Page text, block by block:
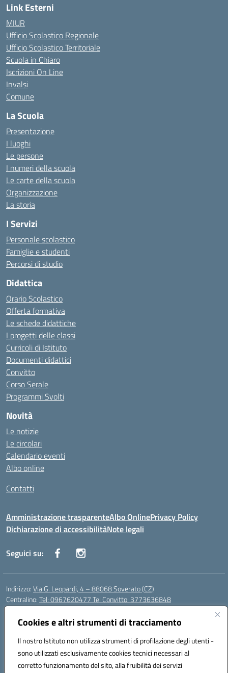
Cookies e altri strumenti di tracciamento
Il nostro Istituto non utilizza strumenti di profilazione degli utenti -
sono utilizzati esclusivamente cookies tecnici necessari al
corretto funzionamento del sito, alla fruibilità dei servizi
Link Esterni
MIUR
Ufficio Scolastico Regionale
Ufficio Scolastico Territoriale
Scuola in Chiaro
Iscrizioni On Line
Invalsi
Comune
La Scuola
Presentazione
I luoghi
Le persone
I numeri della scuola
Le carte della scuola
Organizzazione
La storia
I Servizi
Personale scolastico
Famiglie e studenti
Percorsi di studio
Didattica
Orario Scolastico
Offerta formativa
Le schede didattiche
I progetti delle classi
Curricoli di Istituto
Documenti didattici
Convitto
Corso Serale
Programmi Svolti
Novità
Le notizie
Le circolari
Calendario eventi
Albo online
Contatti
Amministrazione trasparenteAlbo OnlinePrivacy Policy
Dichiarazione di accessibilitàNote legali
Seguici su:
Indirizzo:Via G. Leopardi, 4 – 88068 Soverato (CZ)
Centralino:Tel: 0967620477 Tel Convitto: 3773636848
Email:
Posta elettronica certificata (PEC):czrh04000q@pec.istruzione.it
Codice fiscale: 84000690796
Codice meccanografico:CZRH04000Q
Codice Indice delle Pubbliche Amministrazioni (IPA): istsc_czrh04000q